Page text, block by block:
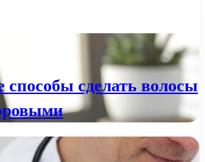
сделать волосы